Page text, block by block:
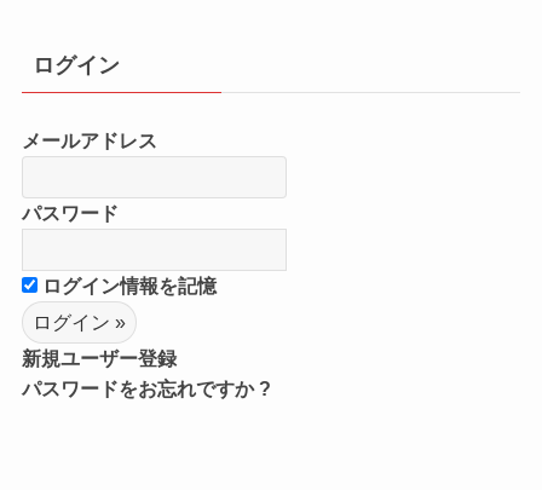
ログイン
メールアドレス
パスワード
ログイン情報を記憶
新規ユーザー登録
パスワードをお忘れですか ?